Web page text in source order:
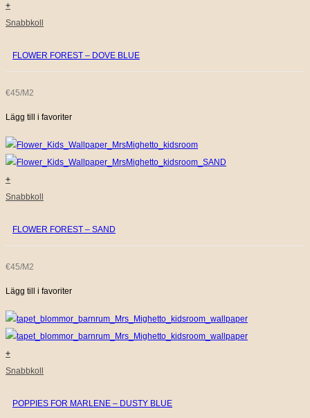
+
Snabbkoll
FLOWER FOREST – DOVE BLUE
€45/M2
Lägg till i favoriter
+
Snabbkoll
FLOWER FOREST – SAND
€45/M2
Lägg till i favoriter
+
Snabbkoll
POPPIES FOR MARLENE – DUSTY BLUE